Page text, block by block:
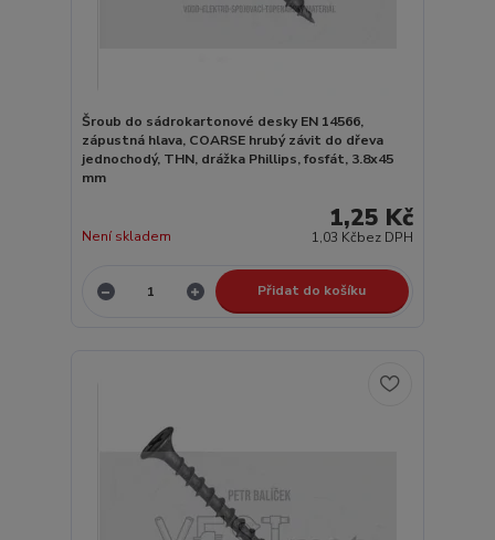
Šroub do sádrokartonové desky EN 14566,
zápustná hlava, COARSE hrubý závit do dřeva
jednochodý, THN, drážka Phillips, fosfát, 3.8x45
mm
1,25 Kč
1,03 Kčbez DPH
Není skladem
Přidat do košíku